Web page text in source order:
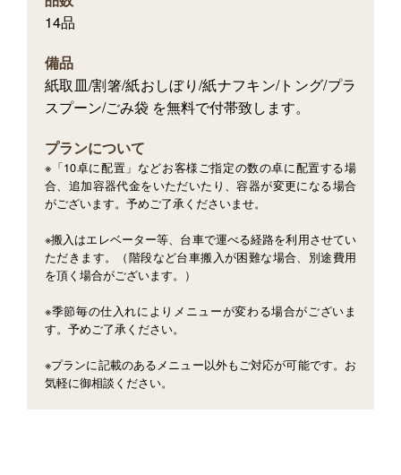
14品
備品
紙取皿/割箸/紙おしぼり/紙ナフキン/トング/プラ
スプーン/ごみ袋 を無料で付帯致します。
プランについて
※「10卓に配置」などお客様ご指定の数の卓に配置する場
合、追加容器代金をいただいたり、容器が変更になる場合
がございます。予めご了承くださいませ。
※搬入はエレベーター等、台車で運べる経路を利用させてい
ただきます。（階段など台車搬入が困難な場合、別途費用
を頂く場合がございます。）
※季節毎の仕入れによりメニューが変わる場合がございま
す。予めご了承ください。
※プランに記載のあるメニュー以外もご対応が可能です。お
気軽に御相談ください。